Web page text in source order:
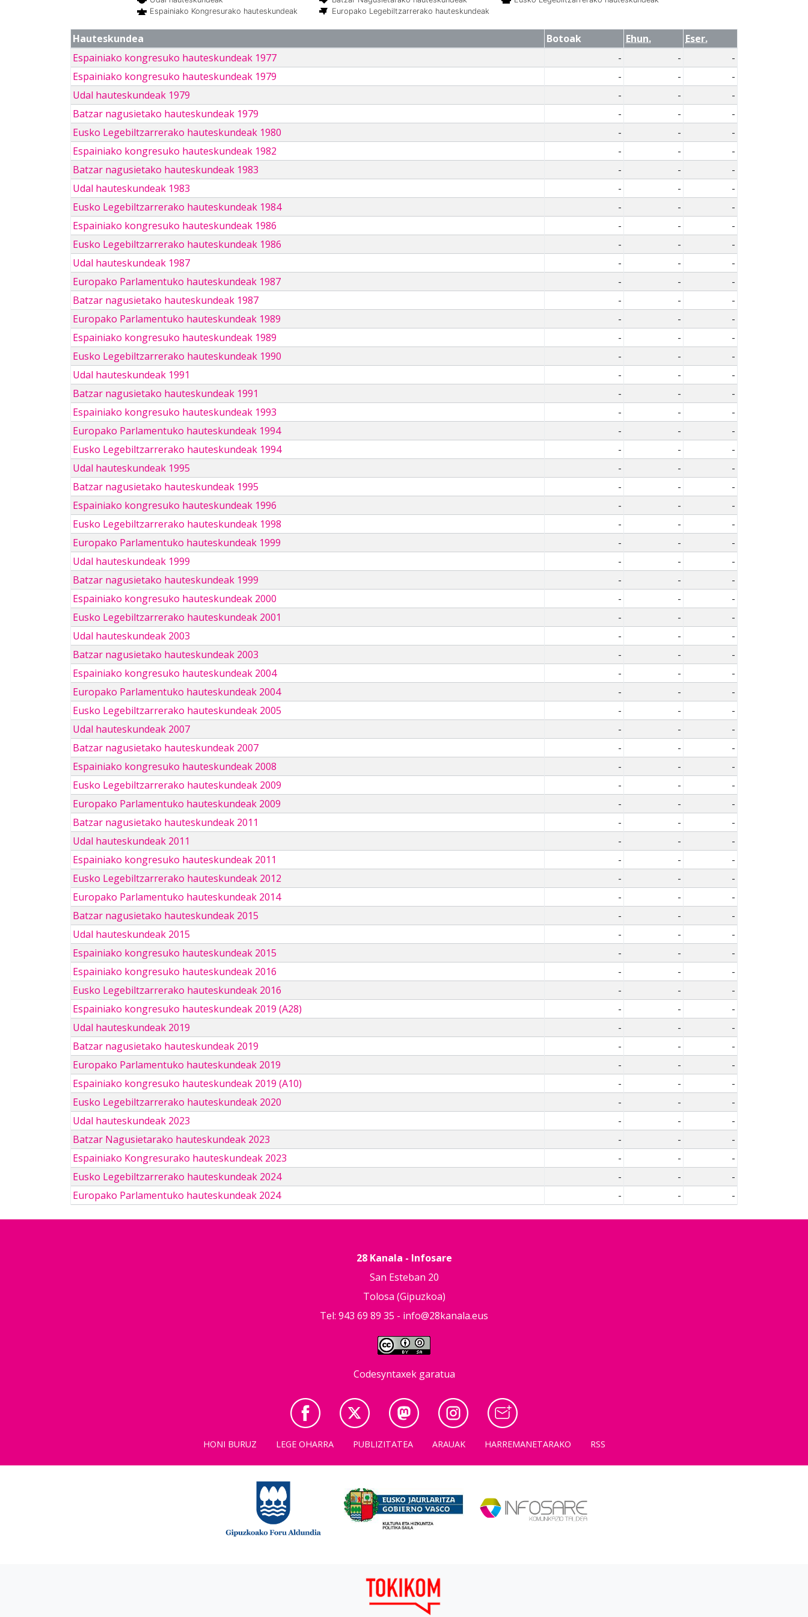
Espainiako Kongresurako hauteskundeak
Europako Legebiltzarrerako hauteskundeak
Hauteskundea Botoak Ehun.
Eser.
Espainiako kongresuko hauteskundeak 1977
- -
-
Espainiako kongresuko hauteskundeak 1979
- -
-
Udal hauteskundeak 1979
- -
-
Batzar nagusietako hauteskundeak 1979
- -
-
Eusko Legebiltzarrerako hauteskundeak 1980
- -
-
Espainiako kongresuko hauteskundeak 1982
- -
-
Batzar nagusietako hauteskundeak 1983
- -
-
Udal hauteskundeak 1983
- -
-
Eusko Legebiltzarrerako hauteskundeak 1984
- -
-
Espainiako kongresuko hauteskundeak 1986
- -
-
Eusko Legebiltzarrerako hauteskundeak 1986
- -
-
Udal hauteskundeak 1987
- -
-
Europako Parlamentuko hauteskundeak 1987
- -
-
Batzar nagusietako hauteskundeak 1987
- -
-
Europako Parlamentuko hauteskundeak 1989
- -
-
Espainiako kongresuko hauteskundeak 1989
- -
-
Eusko Legebiltzarrerako hauteskundeak 1990
- -
-
Udal hauteskundeak 1991
- -
-
Batzar nagusietako hauteskundeak 1991
- -
-
Espainiako kongresuko hauteskundeak 1993
- -
-
Europako Parlamentuko hauteskundeak 1994
- -
-
Eusko Legebiltzarrerako hauteskundeak 1994
- -
-
Udal hauteskundeak 1995
- -
-
Batzar nagusietako hauteskundeak 1995
- -
-
Espainiako kongresuko hauteskundeak 1996
- -
-
Eusko Legebiltzarrerako hauteskundeak 1998
- -
-
Europako Parlamentuko hauteskundeak 1999
- -
-
Udal hauteskundeak 1999
- -
-
Batzar nagusietako hauteskundeak 1999
- -
-
Espainiako kongresuko hauteskundeak 2000
- -
-
Eusko Legebiltzarrerako hauteskundeak 2001
- -
-
Udal hauteskundeak 2003
- -
-
Batzar nagusietako hauteskundeak 2003
- -
-
Espainiako kongresuko hauteskundeak 2004
- -
-
Europako Parlamentuko hauteskundeak 2004
- -
-
Eusko Legebiltzarrerako hauteskundeak 2005
- -
-
Udal hauteskundeak 2007
- -
-
Batzar nagusietako hauteskundeak 2007
- -
-
Espainiako kongresuko hauteskundeak 2008
- -
-
Eusko Legebiltzarrerako hauteskundeak 2009
- -
-
Europako Parlamentuko hauteskundeak 2009
- -
-
Batzar nagusietako hauteskundeak 2011
- -
-
Udal hauteskundeak 2011
- -
-
Espainiako kongresuko hauteskundeak 2011
- -
-
Eusko Legebiltzarrerako hauteskundeak 2012
- -
-
Europako Parlamentuko hauteskundeak 2014
- -
-
Batzar nagusietako hauteskundeak 2015
- -
-
Udal hauteskundeak 2015
- -
-
Espainiako kongresuko hauteskundeak 2015
- -
-
Espainiako kongresuko hauteskundeak 2016
- -
-
Eusko Legebiltzarrerako hauteskundeak 2016
- -
-
Espainiako kongresuko hauteskundeak 2019 (A28)
- -
-
Udal hauteskundeak 2019
- -
-
Batzar nagusietako hauteskundeak 2019
- -
-
Europako Parlamentuko hauteskundeak 2019
- -
-
Espainiako kongresuko hauteskundeak 2019 (A10)
- -
-
Eusko Legebiltzarrerako hauteskundeak 2020
- -
-
Udal hauteskundeak 2023
- -
-
Batzar Nagusietarako hauteskundeak 2023
- -
-
Espainiako Kongresurako hauteskundeak 2023
- -
-
Eusko Legebiltzarrerako hauteskundeak 2024
- -
-
Europako Parlamentuko hauteskundeak 2024
- - -
28 Kanala - Infosare
San Esteban 20
Tolosa (Gipuzkoa)
Tel: 943 69 89 35 - info@28kanala.eus
Codesyntaxek garatua
HONI BURUZ LEGE OHARRA PUBLIZITATEA ARAUAK HARREMANETARAKO RSS